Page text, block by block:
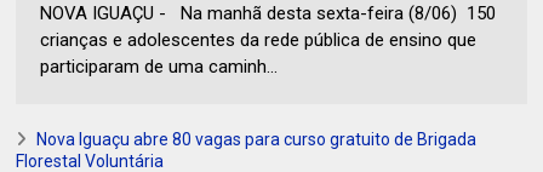
NOVA IGUAÇU - Na manhã desta sexta-feira (8/06) 150
crianças e adolescentes da rede pública de ensino que
participaram de uma caminh...
Nova Iguaçu abre 80 vagas para curso gratuito de Brigada
Florestal Voluntária